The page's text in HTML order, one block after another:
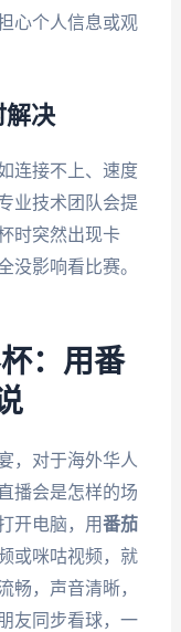
心个人信息或观
解决
连接不上、速度
业技术团队会提
时突然出现卡
没影响看比赛。
：用番
，对于海外华人
播会是怎样的场
开电脑，用番茄
或咪咕视频，就
畅，声音清晰，
友同步看球，一